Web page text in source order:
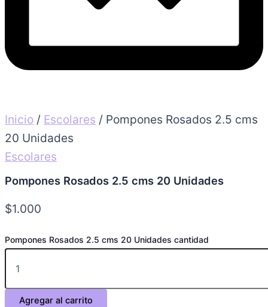
Inicio / Escolares / Pompones Rosados 2.5 cms
20 Unidades
Escolares
Pompones Rosados 2.5 cms 20 Unidades
$1.000
Pompones Rosados 2.5 cms 20 Unidades cantidad
Agregar al carrito